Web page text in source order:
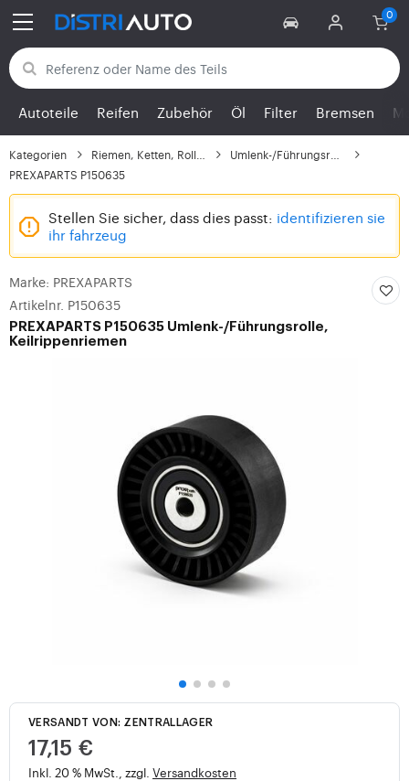
Zurück zu den Kategorien
Autoteile Reifen Zubehör Öl Filter Bremsen
Kategorien
PREXAPARTS P150635
Stellen Sie sicher, dass dies passt: identifizieren sie
ihr fahrzeug
Marke: PREXAPARTS
Artikelnr. P150635
PREXAPARTS P150635 Umlenk-/Führungsrolle,
Keilrippenriemen
VERSANDT VON: ZENTRALLAGER
17,15 €
Inkl. 20 % MwSt., zzgl. Versandkosten